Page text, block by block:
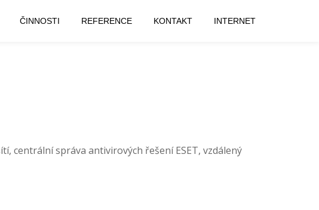
ČINNOSTI REFERENCE KONTAKT INTERNET
centrální správa antivirových řešení ESET, vzdálený